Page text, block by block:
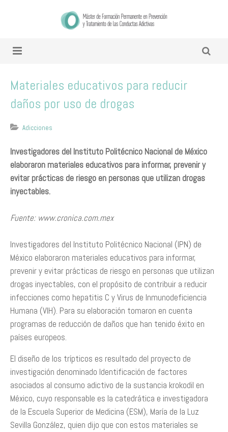
Materiales educativos para reducir
daños por uso de drogas
Adicciones
Investigadores del Instituto Politécnico Nacional de México
elaboraron materiales educativos para informar, prevenir y
evitar prácticas de riesgo en personas que utilizan drogas
inyectables.
Fuente: www.cronica.com.mex
Investigadores del Instituto Politécnico Nacional (IPN) de
México elaboraron materiales educativos para informar,
prevenir y evitar prácticas de riesgo en personas que utilizan
drogas inyectables, con el propósito de contribuir a reducir
infecciones como hepatitis C y Virus de Inmunodeficiencia
Humana (VIH). Para su elaboración tomaron en cuenta
programas de reducción de daños que han tenido éxito en
países europeos.
El diseño de los trípticos es resultado del proyecto de
investigación denominado Identificación de factores
asociados al consumo adictivo de la sustancia krokodil en
México, cuyo responsable es la catedrática e investigadora
de la Escuela Superior de Medicina (ESM), María de la Luz
Sevilla González, quien dijo que con estos materiales se